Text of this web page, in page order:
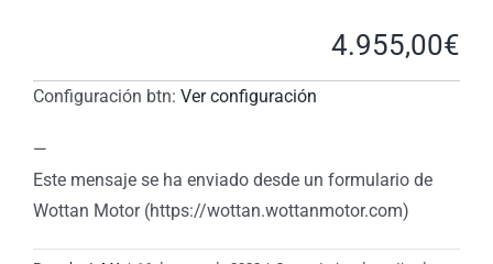
4.955,00€
Configuración btn: Ver configuración
—
Este mensaje se ha enviado desde un formulario de
Wottan Motor (https://wottan.wottanmotor.com)